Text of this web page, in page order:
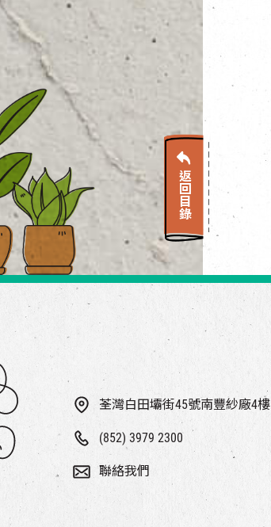
返回目錄
荃灣白田壩街45號南豐紗廠4樓
(852) 3979 2300
聯絡我們